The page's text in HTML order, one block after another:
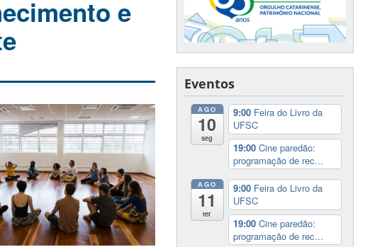
e
Eventos
AGO
10
seg
9:00 Feira do Livro da
UFSC
19:00 Cine paredão:
programação de rec...
AGO
11
ter
9:00 Feira do Livro da
UFSC
19:00 Cine paredão:
programação de rec...